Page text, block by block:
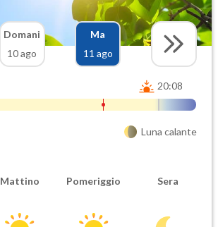
Domani
10 ago
Ma
11 ago
20:08
Luna calante
Mattino Pomeriggio Sera